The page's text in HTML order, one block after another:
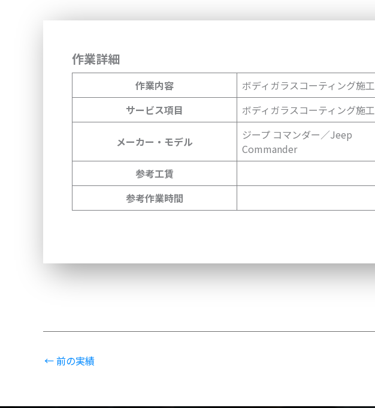
作業詳細
作業内容
ボディガラスコーティング施工
サービス項目
ボディガラスコーティング施工
メーカー・モデル
ジープ コマンダー／Jeep
Commander
参考工賃
参考作業時間
←前の実績